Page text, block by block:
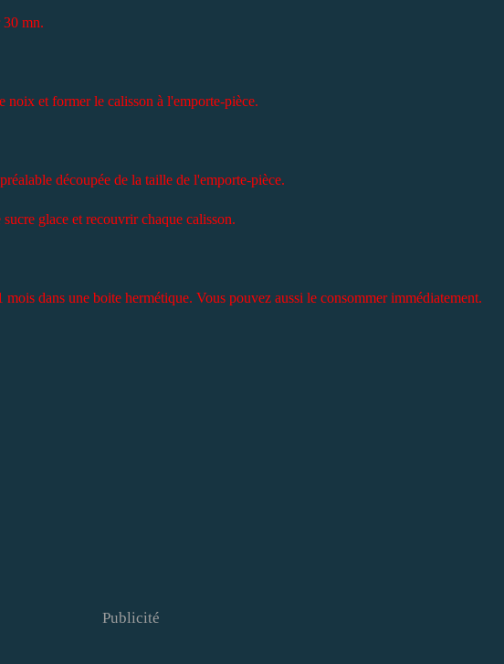
30 mn.
noix et former le calisson à l'emporte-pièce.
découpée de la taille de l'emporte-pièce.
glace et recouvrir chaque calisson.
mois dans une boite hermétique. Vous pouvez aussi le consommer immédiatement.
Publicité